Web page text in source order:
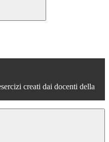
creati dai docenti della